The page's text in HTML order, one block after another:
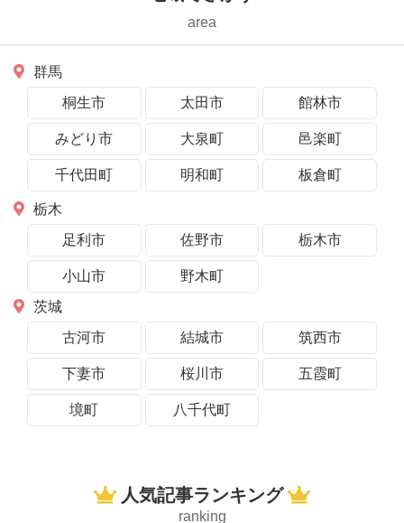
area
群馬
桐生市
太田市 館林市
みどり市 大泉町 邑楽町
千代田町 明和町 板倉町
栃木
足利市
佐野市 栃木市
小山市
野木町
茨城
古河市
結城市 筑西市
下妻市 桜川市 五霞町
境町 八千代町
人気記事ランキング
ranking